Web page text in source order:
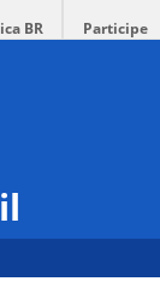
BR Participe